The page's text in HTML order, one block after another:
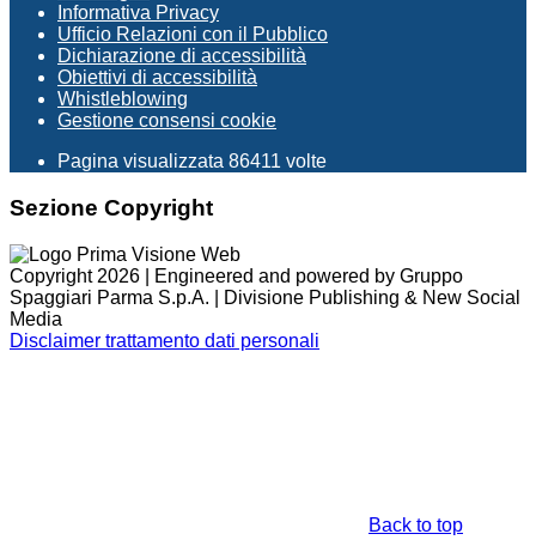
Informativa Privacy
Ufficio Relazioni con il Pubblico
Dichiarazione di accessibilità
Obiettivi di accessibilità
Whistleblowing
Gestione consensi cookie
Pagina visualizzata 86411 volte
Sezione Copyright
Copyright 2026 | Engineered and powered by Gruppo
Spaggiari Parma S.p.A. | Divisione Publishing & New Social
Media
Disclaimer trattamento dati personali
Back to top